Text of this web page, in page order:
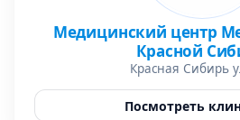
Медицинский центр
Красной
Красная Сибирь
Посмотреть